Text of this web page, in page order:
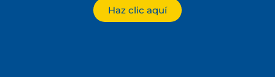
Haz clic aquí